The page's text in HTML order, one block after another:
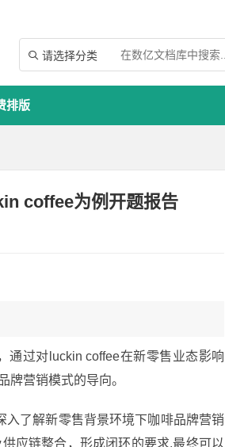
 请选择分类
排版
coffee为例开题报告
通过对luckin coffee在新零售业态影响
牌营销模式的导向。
了解新零售背景环境下咖啡品牌营销
应链整合，形成闭环的要求,最终可以